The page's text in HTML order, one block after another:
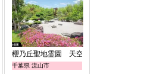
櫻乃丘聖地霊園 天空の郷
千葉県 流山市